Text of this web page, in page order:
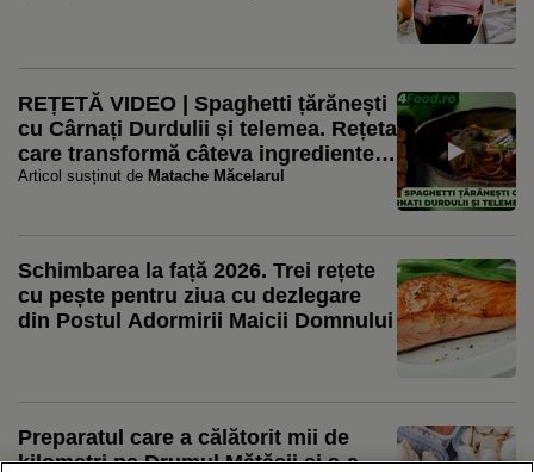
REȚETĂ VIDEO | Spaghetti țărănești
cu Cârnați Durdulii și telemea. Rețeta
care transformă câteva ingrediente
simple într-o masă plină de gust
Articol susținut de Matache Măcelarul
Schimbarea la față 2026. Trei rețete
cu pește pentru ziua cu dezlegare
din Postul Adormirii Maicii Domnului
Preparatul care a călătorit mii de
kilometri pe Drumul Mătăsii și s-a